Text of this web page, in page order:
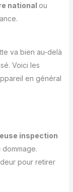
national ou
va bien au-delà
Voici les
en général
inspection
pour retirer